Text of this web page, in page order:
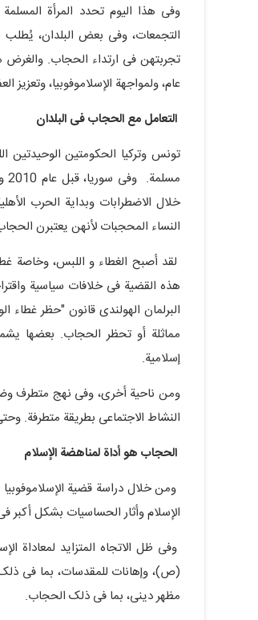
وفی هذا الیوم تحدد المرأة
التجمعات، وفی بعض البلدان،
تجربتهن فی ارتداء الحجاب.
عام، ولمواجهة الإسلاموفوبیا، وتعزیز
التعامل مع الحجاب فی البلدان
تونس وترکیا الحکومتین الوحیدتین
خلال الاضطرابات وبدایة الحرب
النساء المحجبات لأنهن یعتبرن
لقد أصبح الغطاء و اللبس، وخاصة
هذه القضیة فی خلافات سیاسیة
البرلمان الهولندی قانون "حظر غطاء
مماثلة أو تحظر الحجاب. بعضها
إسلامیة.
ومن ناحیة أخرى، وفی نهج متطرف وضد
النشاط الاجتماعی بطریقة متطرفة.
الحجاب هو أداة لمناهضة الإسلام
الإسلام وأثار الحساسیات بشکل أکبر
وفی ظل الاتجاه المتزاید لمعاداة
(ص)، وإهانات للمقدسات، بما فی
مظهر دینی، بما فی ذلک الحجاب.